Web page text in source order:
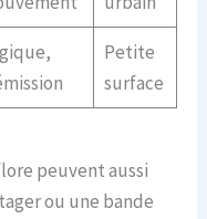
Petite
surface
peuvent aussi
ou une bande